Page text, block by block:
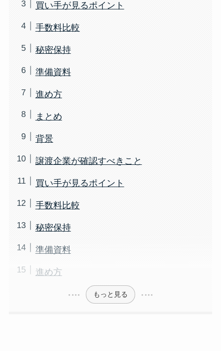
買い手が見るポイント
手数料比較
秘密保持
準備資料
進め方
まとめ
背景
譲渡企業が確認すべきこと
買い手が見るポイント
手数料比較
秘密保持
準備資料
進め方
もっと見る